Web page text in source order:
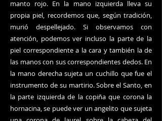
manto rojo. En la mano izquierda lleva su
propia piel, recordemos que, según tradición,
murió despellejado. Si observamos con
atención, podemos ver incluso la parte de la
piel correspondiente a la cara y también la de
las manos con sus correspondientes dedos. En
la mano derecha sujeta un cuchillo que fue el
instrumento de su martirio. Sobre el Santo, en
la parte izquierda de la copiña que corona la
hornacina, se puede ver un angelito que sujeta